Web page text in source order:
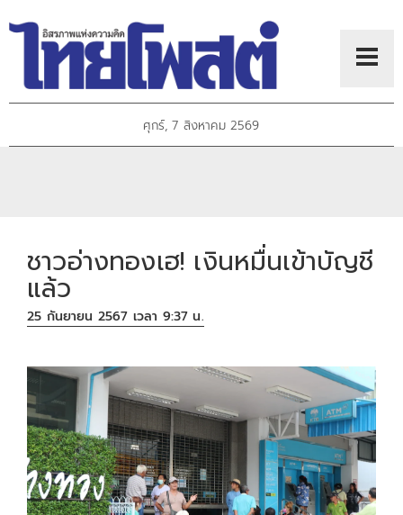
ศุกร์, 7 สิงหาคม 2569
ชาวอ่างทองเฮ! เงินหมื่นเข้าบัญชี
แล้ว
25 กันยายน 2567 เวลา 9:37 น.